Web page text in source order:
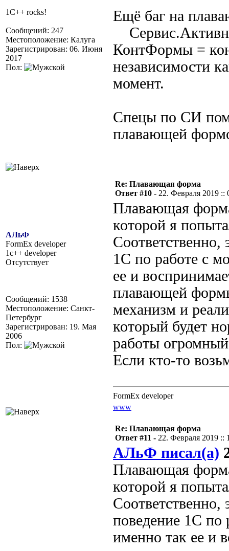
1C++ rocks!
Сообщений: 247
Местоположение: Калуга
Зарегистрирован: 06. Июня
2017
Пол:
Ещё баг на
КонтФормы =
независимости
момент.
Спецы по СИ
плавающей
АЛьФ
FormEx developer
1c++ developer
Отсутствует
Сообщений: 1538
Местоположение: Санкт-
Петербург
Зарегистрирован: 19. Мая
2006
Пол:
Re: Плавающая форма
Ответ #10 - 22. Февраля 2019 ::
Плавающая
которой я
Соответственно,
1С по работе с
ее и
плавающей
механизм и
который будет
работы
Если кто-то
FormEx developer
www
Re: Плавающая форма
Ответ #11 - 22. Февраля 2019 ::
АЛьФ писал(а)
Плавающая
которой я
Соответственно,
поведение 1С по
именно так ее и